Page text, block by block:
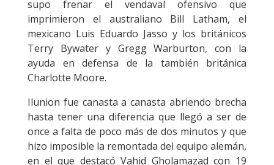
supo frenar el vendaval ofensivo que
imprimieron el australiano Bill Latham, el
mexicano Luis Eduardo Jasso y los británicos
Terry Bywater y Gregg Warburton, con la
ayuda en defensa de la también británica
Charlotte Moore.
Ilunion fue canasta a canasta abriendo brecha
hasta tener una diferencia que llegó a ser de
once a falta de poco más de dos minutos y que
hizo imposible la remontada del equipo alemán,
en el que destacó Vahid Gholamazad con 19